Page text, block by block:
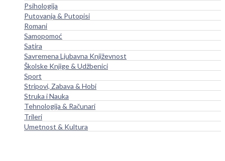
Psihologija
Putovanja & Putopisi
Romani
Samopomoć
Satira
Savremena Ljubavna Književnost
Školske Knjige & Udžbenici
Sport
Stripovi, Zabava & Hobi
Struka i Nauka
Tehnologija & Računari
Trileri
Umetnost & Kultura